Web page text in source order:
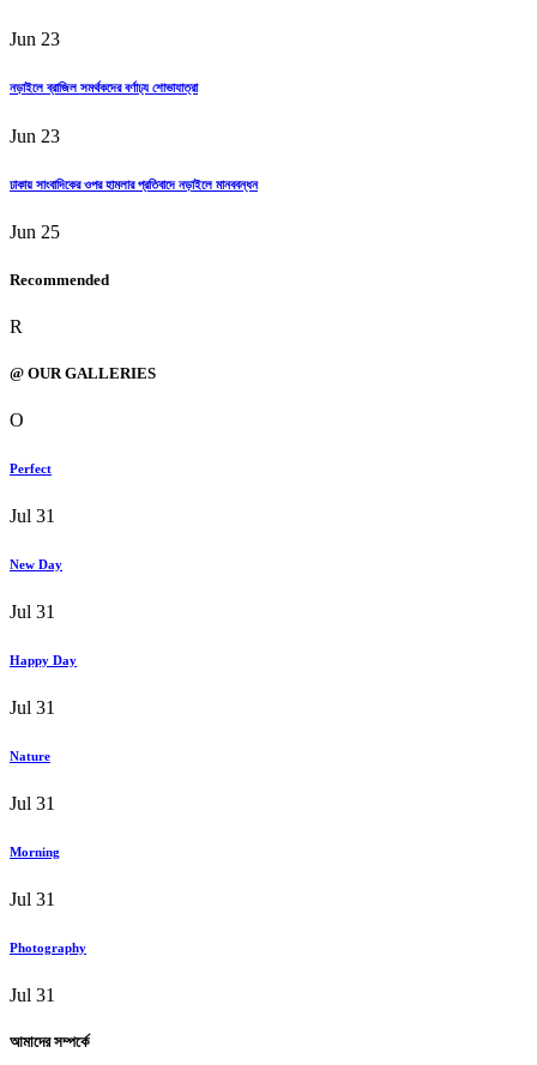
Jun 23
নড়াইলে ব্রাজিল সমর্থকদের বর্ণাঢ্য শোভাযাত্রা
Jun 23
ঢাকায় সাংবাদিকের ওপর হামলার প্রতিবাদে নড়াইলে মানববন্ধন
Jun 25
Recommended
R
@ OUR GALLERIES
O
Perfect
Jul 31
New Day
Jul 31
Happy Day
Jul 31
Nature
Jul 31
Morning
Jul 31
Photography
Jul 31
আমাদের সম্পর্কে